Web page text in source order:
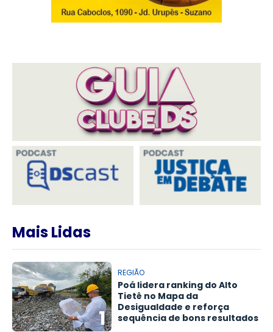
Mais Lidas
1
REGIÃO
Poá lidera ranking do Alto
Tietê no Mapa da
Desigualdade e reforça
sequência de bons resultados